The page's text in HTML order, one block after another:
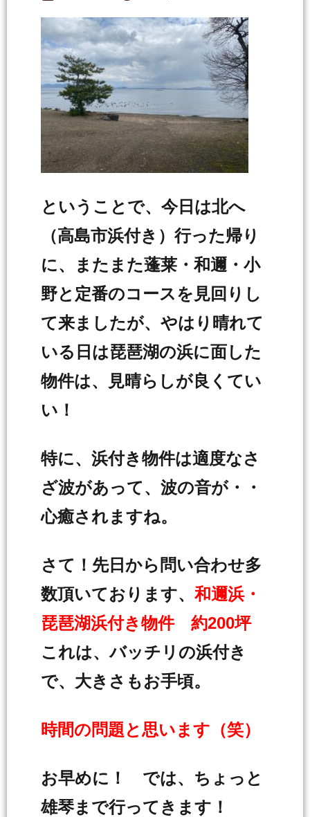
ということで、今日は北へ
（高島市浜付き）行った帰り
に、またまた蓬莱・和邇・小
野と定番のコースを見回りし
て来ましたが、やはり晴れて
いる日は琵琶湖の浜に面した
物件は、見晴らしが良くてい
い！
特に、浜付き物件は適度なさ
ざ波があって、波の音が・・
心癒されますね。
さて！先日から問い合わせ多
数頂いております、 和邇浜・
琵琶湖浜付き物件 約200坪
これは、バッチリの浜付き
で、大きさもお手頃。
時間の問題と思います（笑）
お早めに！ では、ちょっと
雄琴まで行ってきます！